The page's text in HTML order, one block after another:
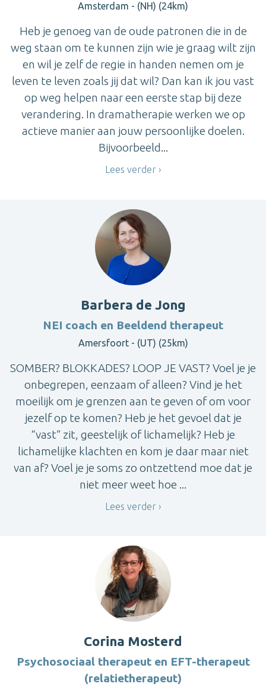
Amsterdam - (NH) (24km)
Heb je genoeg van de oude patronen die in de
weg staan om te kunnen zijn wie je graag wilt zijn
en wil je zelf de regie in handen nemen om je
leven te leven zoals jij dat wil? Dan kan ik jou vast
op weg helpen naar een eerste stap bij deze
verandering. In dramatherapie werken we op
actieve manier aan jouw persoonlijke doelen.
Bijvoorbeeld...
Lees verder
Barbera de Jong
NEI coach en Beeldend therapeut
Amersfoort - (UT) (25km)
SOMBER? BLOKKADES? LOOP JE VAST? Voel je je
onbegrepen, eenzaam of alleen? Vind je het
moeilijk om je grenzen aan te geven of om voor
jezelf op te komen? Heb je het gevoel dat je
“vast” zit, geestelijk of lichamelijk? Heb je
lichamelijke klachten en kom je daar maar niet
van af? Voel je je soms zo ontzettend moe dat je
niet meer weet hoe ...
Lees verder
Corina Mosterd
Psychosociaal therapeut en EFT-therapeut
(relatietherapeut)